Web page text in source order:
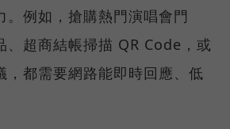
。例如，搶購熱門演唱會門
、超商結帳掃描 QR Code，或
，都需要網路能即時回應、低